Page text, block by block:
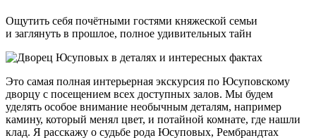
Ощутить себя почётными гостями княжеской семьи
и заглянуть в прошлое, полное удивительных тайн
Это самая полная интерьерная экскурсия по Юсуповскому
дворцу с посещением всех доступных залов. Мы будем
уделять особое внимание необычным деталям, например
камину, который менял цвет, и потайной комнате, где нашли
клад. Я расскажу о судьбе рода Юсуповых, Рембрандтах